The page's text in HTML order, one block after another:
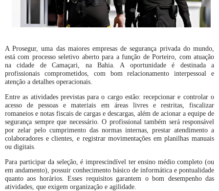
A Prosegur, uma das maiores empresas de segurança privada do mundo,
está com processo seletivo aberto para a função de Porteiro, com atuação
na cidade de Camaçari, na Bahia. A oportunidade é destinada a
profissionais comprometidos, com bom relacionamento interpessoal e
atenção a detalhes operacionais.
Entre as atividades previstas para o cargo estão: recepcionar e controlar o
acesso de pessoas e materiais em áreas livres e restritas, fiscalizar
romaneios e notas fiscais de cargas e descargas, além de acionar a equipe de
segurança sempre que necessário. O profissional também será responsável
por zelar pelo cumprimento das normas internas, prestar atendimento a
colaboradores e clientes, e registrar movimentações em planilhas manuais
ou digitais.
Para participar da seleção, é imprescindível ter ensino médio completo (ou
em andamento), possuir conhecimento básico de informática e pontualidade
quanto aos horários. Esses requisitos garantem o bom desempenho das
atividades, que exigem organização e agilidade.